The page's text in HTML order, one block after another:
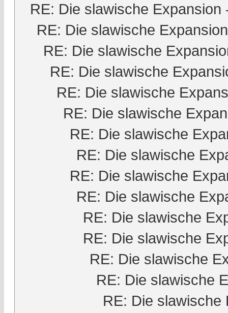
RE: Die slawische Expansion
RE: Die slawische Expansion
RE: Die slawische
RE: Die slawische
RE: Die slawische
RE: Die slawische
RE: Die slawische
RE: Die slawische
RE: Die slawische
RE: Die slawische
RE: Die slawische
RE: Die slawische
RE: Die slawische
RE: Die slawische
RE: Die slawische